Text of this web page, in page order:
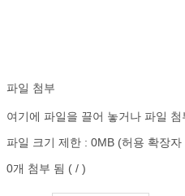
파일 첨부
여기에 파일을 끌어 놓거나 파일 첨
파일 크기 제한 : 0MB (허용 확장자
0개 첨부 됨 ( / )